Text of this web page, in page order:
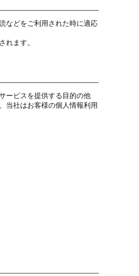
などをご利用された時に適応
れます。
ービスを提供する目的の他
当社はお客様の個人情報利用